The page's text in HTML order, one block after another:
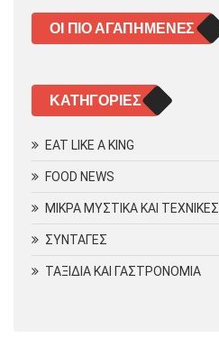
ΟΙ ΠΙΟ ΑΓΑΠΗΜΈΝΕΣ
KΑΤΗΓΟΡΊΕΣ
EAT LIKE A KING
FOOD NEWS
ΜΙΚΡΑ ΜΥΣΤΙΚΑ ΚΑΙ ΤΕΧΝΙΚΕΣ
ΣΥΝΤΑΓΕΣ
ΤΑΞΙΔΙΑ ΚΑΙ ΓΑΣΤΡΟΝΟΜΙΑ